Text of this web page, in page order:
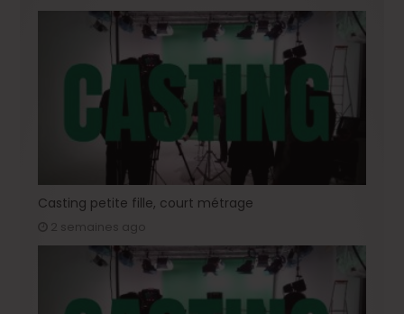
Casting petite fille, court métrage
2 semaines ago